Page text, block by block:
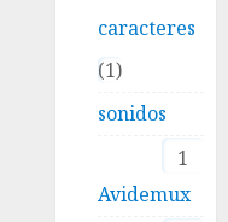
caracteres
1
sonidos
1
Avidemux